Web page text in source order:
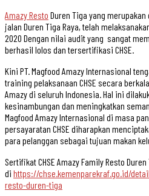
Amazy Resto Duren Tiga yang
jalan Duren Tiga Raya, telah
2020 Dengan nilai audit yang sangat
berhasil lolos dan tersertifikasi CHSE.
Kini PT. Magfood Amazy Internasional
training pelaksanaan CHSE secara
Amazy di seluruh Indonesia. Hal ini
kesinambungan dan meningkatkan
Magfood Amazy Internasional di masa
persayaratan CHSE diharapkan
para pelanggan sebagai tujuan makan
Sertifikat CHSE Amazy Family Resto
di https://chse.kemenparekraf.go.id/
resto-duren-tiga